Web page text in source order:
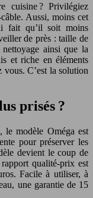
cuisine ? Privilégiez
Aussi, moins cet
fait qu’il soit moins
de près : taille de
ainsi que la
et riche en éléments
vous. C’est la solution
prisés ?
le modèle Oméga est
pour préserver les
devient le coup de
qualité-prix est
Facile à utiliser, à
une garantie de 15